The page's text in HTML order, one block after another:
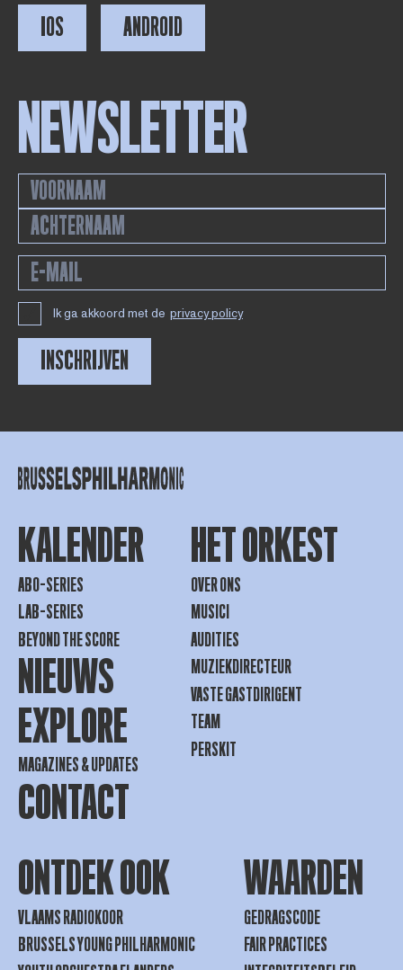
IOS ANDROID
NEWSLETTER
Ik ga akkoord met de privacy policy
INSCHRIJVEN
KALENDER
ABO-SERIES
LAB-SERIES
BEYOND THE SCORE
NIEUWS
EXPLORE
MAGAZINES & UPDATES
CONTACT
HET ORKEST
OVER ONS
MUSICI
AUDITIES
MUZIEKDIRECTEUR
VASTE GASTDIRIGENT
TEAM
PERSKIT
ONTDEK OOK
VLAAMS RADIOKOOR
BRUSSELS YOUNG PHILHARMONIC
WAARDEN
GEDRAGSCODE
FAIR PRACTICES